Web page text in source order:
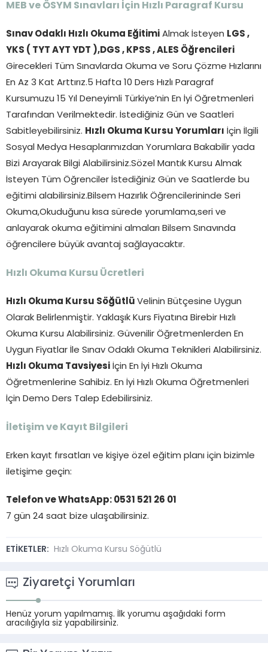
MEB ve ÖSYM Sınavları İçin Hızlı Paragraf Kursu
Sınav Odaklı Hızlı Okuma Eğitimi Almak İsteyen LGS ,
YKS ( TYT AYT YDT ),DGS , KPSS , ALES Öğrencileri
Girecekleri Tüm Sınavlarda Okuma ve Soru Çözme Hızlarını
En Az 3 Kat Arttırız.5 Hafta 10 Ders Hızlı Paragraf
Kursumuzu 15 Yıl Deneyimli Türkiye’nin En İyi Öğretmenleri
Tarafından Verilmektedir. İstediğiniz Gün ve Saatleri
Sabitleyebilirsiniz. Hızlı Okuma Kursu Yorumları
İçin İlgili
Sosyal Medya Hesaplarımızdan Yorumlara Bakabilir yada
Bizi Arayarak Bilgi Alabilirsiniz.Sözel Mantık Kursu Almak
İsteyen Tüm Öğrenciler İstediğiniz Gün ve Saatlerde bu
eğitimi alabilirsiniz.Bilsem Hazırlık Öğrencilerininde Seri
Okuma,Okuduğunu kısa sürede yorumlama,seri ve
anlayarak okuma eğitimini almaları Bilsem Sınavında
öğrencilere büyük avantaj sağlayacaktır.
Hızlı Okuma Kursu Ücretleri
Hızlı Okuma Kursu Söğütlü Velinin Bütçesine Uygun
Olarak Belirlenmiştir. Yaklaşık Kurs Fiyatına Birebir Hızlı
Okuma Kursu Alabilirsiniz. Güvenilir Öğretmenlerden En
Uygun Fiyatlar İle Sınav Odaklı Okuma Teknikleri Alabilirsiniz.
Hızlı Okuma Tavsiyesi
İçin En İyi Hızlı Okuma
Öğretmenlerine Sahibiz. En İyi Hızlı Okuma Öğretmenleri
İçin Demo Ders Talep Edebilirsiniz.
İletişim ve Kayıt Bilgileri
Erken kayıt fırsatları ve kişiye özel eğitim planı için bizimle
iletişime geçin:
Telefon ve WhatsApp: 0531 521 26 01
7 gün 24 saat bize ulaşabilirsiniz.
ETİKETLER: Hızlı Okuma Kursu Söğütlü
Ziyaretçi Yorumları
Henüz yorum yapılmamış. İlk yorumu aşağıdaki form
aracılığıyla siz yapabilirsiniz.